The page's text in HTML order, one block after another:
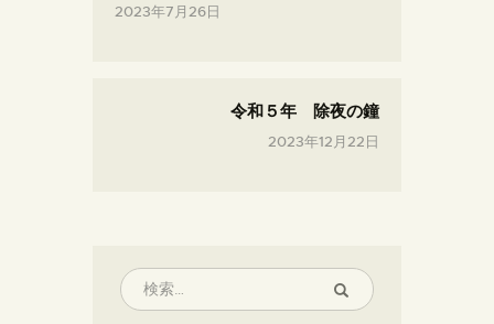
2023年7月26日
令和５年 除夜の鐘
2023年12月22日